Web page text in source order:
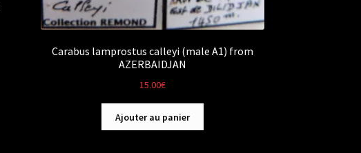
Carabus lamprostus calleyi (male A1) from
AZERBAIDJAN
15.00€
Ajouter au panier